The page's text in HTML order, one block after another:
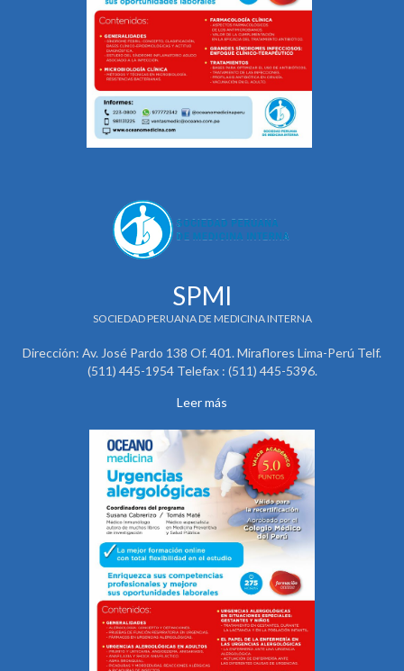
SPMI
SOCIEDAD PERUANA DE MEDICINA INTERNA
Dirección: Av. José Pardo 138 Of. 401. Miraflores Lima-Perú Telf.
(511) 445-1954 Telefax : (511) 445-5396.
Leer más